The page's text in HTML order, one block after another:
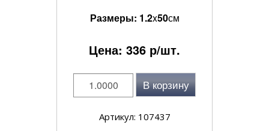
Размеры: 1.2x50см
Цена: 336 р/шт.
В корзину
Артикул: 107437